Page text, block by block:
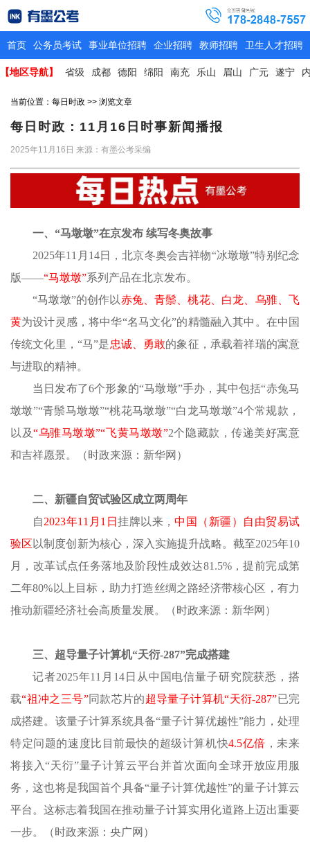
首页 公务员考试 事业单位招聘 企业招聘 教师招聘 卫生人才招聘
【地区导航】 省级 成都 德阳 绵阳 南充 乐山 眉山 广元 遂宁
当前位置： 每日时政 >> 浏览文章
每日时政：11月16日时事新闻播报
2025年11月16日 来源：有墨公考采编
一、 “马墩墩”在京发布 续写冬奥故事
2025年11月14日，北京冬奥会吉祥物“冰墩墩”特别纪念
版——“马墩墩”系列产品在北京发布。
“马墩墩”的创作以赤兔、青鬃、桃花、白龙、乌骓、飞
黄为设计灵感，将中华“名马文化”的精髓融入其中。在中国
传统文化里，“马”是忠诚、勇敢的象征，承载着祥瑞的寓意
与进取的精神。
当日发布了6个形象的“马墩墩”手办，其中包括“赤兔马
墩墩”“青鬃马墩墩”“桃花马墩墩”“白龙马墩墩”4个常规款，
以及“乌骓马墩墩”“飞黄马墩墩”2个隐藏款，传递美好寓意
和吉祥愿景。（时政来源：新华网）
二、新疆自贸试验区成立两周年
自2023年11月1日挂牌以来，中国（新疆）自由贸易试
验区 以制度创新为核心，深入实施提升战略。截至2025年10
月，改革试点任务落地及阶段性成效达81.5%，提前完成第
二年80%以上目标，助力打造丝绸之路经济带核心区，有力
推动新疆经济社会高质量发展。（时政来源：新华网）
三、超导量子计算机“天衍-287”完成搭建
记者2025年11月14日从中国电信量子研究院获悉，搭
载“祖冲之三号”同款芯片的超导量子计算机“天衍-287”已完
成搭建。该量子计算系统具备“量子计算优越性”能力，处理
特定问题的速度比目前最快的超级计算机快4.5亿倍 ，未来
将接入“天衍”量子计算云平台并首次面向全球开放应用服
务，这也将是我国首个具备“量子计算优越性”的量子计算云
平台。这标志着我国在推动量子计算实用化道路上迈出重要
一步。（时政来源：央广网）